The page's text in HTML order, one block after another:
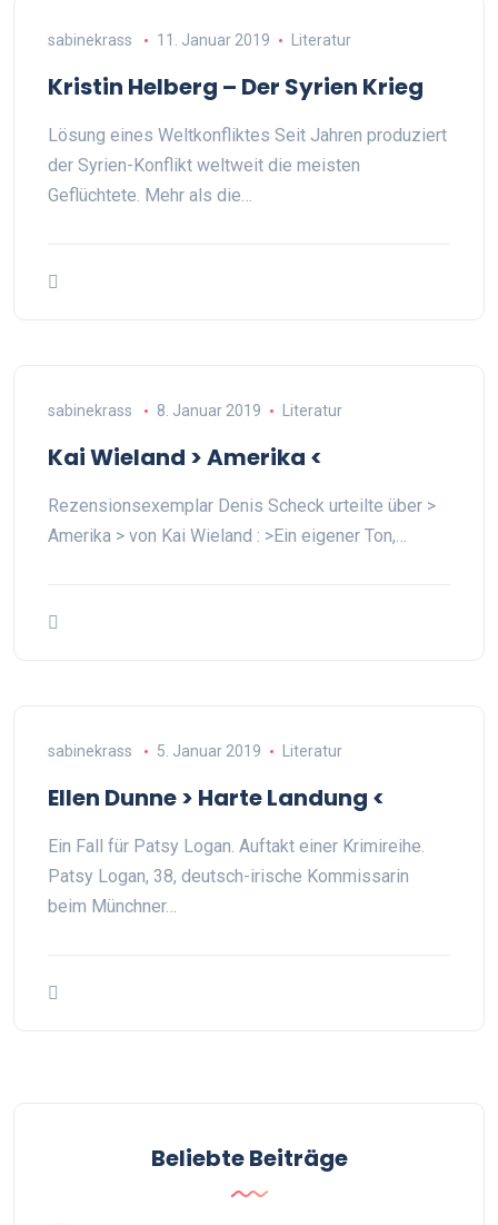
sabinekrass 11. Januar 2019 Literatur
Kristin Helberg – Der Syrien Krieg
Lösung eines Weltkonfliktes Seit Jahren produziert
der Syrien-Konflikt weltweit die meisten
Geflüchtete. Mehr als die…
sabinekrass 8. Januar 2019 Literatur
Kai Wieland > Amerika <
Rezensionsexemplar Denis Scheck urteilte über >
Amerika > von Kai Wieland : >Ein eigener Ton,…
sabinekrass 5. Januar 2019 Literatur
Ellen Dunne > Harte Landung <
Ein Fall für Patsy Logan. Auftakt einer Krimireihe.
Patsy Logan, 38, deutsch-irische Kommissarin
beim Münchner…
Beliebte Beiträge